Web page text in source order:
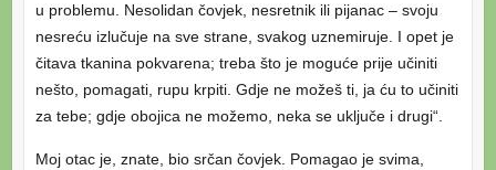
u problemu. Nesolidan čovjek, nesretnik ili pijanac – svoju
nesreću izlučuje na sve strane, svakog uznemiruje. I opet je
čitava tkanina pokvarena; treba što je moguće prije učiniti
nešto, pomagati, rupu krpiti. Gdje ne možeš ti, ja ću to učiniti
za tebe; gdje obojica ne možemo, neka se uključe i drugi“.
Moj otac je, znate, bio srčan čovjek. Pomagao je svima,